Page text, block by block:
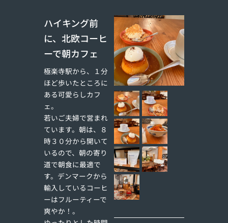
ハイキング前
に、北欧コーヒ
ーで朝カフェ
極楽寺駅から、１分
ほど歩いたところに
ある可愛らしカフ
ェ。
若いご夫婦で営まれ
ています。朝は、８
時３０分から開いて
いるので、朝の寄り
道で朝食に最適で
す。デンマークから
輸入しているコーヒ
ーはフルーティーで
爽やか！。